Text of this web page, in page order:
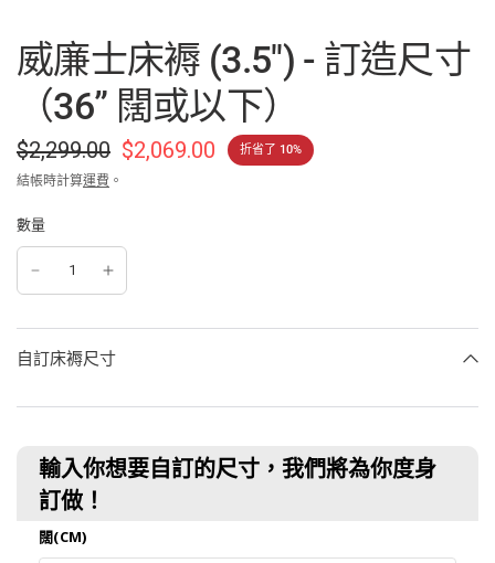
威廉士床褥 (3.5") - 訂造尺寸
（36” 闊或以下）
$2,299.00 $2,069.00 折省了 10%
結帳時計算運費 。
數量
自訂床褥尺寸
闊(CM)
輸入你想要自訂的尺寸，我們將為你度身
訂做！